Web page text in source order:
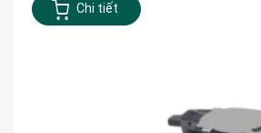
Chi tiết